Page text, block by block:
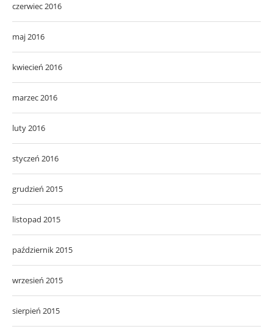
czerwiec 2016
maj 2016
kwiecień 2016
marzec 2016
luty 2016
styczeń 2016
grudzień 2015
listopad 2015
październik 2015
wrzesień 2015
sierpień 2015